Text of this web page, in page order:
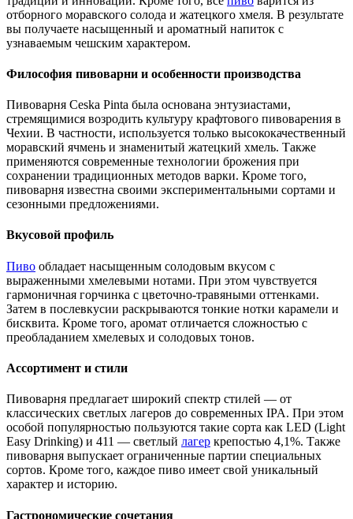
отборного моравского солода и жатецкого хмеля. В результате
вы получаете насыщенный и ароматный напиток с
узнаваемым чешским характером.
Философия пивоварни и особенности производства
Пивоварня Ceska Pinta была основана энтузиастами,
стремящимися возродить культуру крафтового пивоварения в
Чехии. В частности, используется только высококачественный
моравский ячмень и знаменитый жатецкий хмель. Также
применяются современные технологии брожения при
сохранении традиционных методов варки. Кроме того,
пивоварня известна своими экспериментальными сортами и
сезонными предложениями.
Вкусовой профиль
Пиво обладает насыщенным солодовым вкусом с
выраженными хмелевыми нотами. При этом чувствуется
гармоничная горчинка с цветочно-травяными оттенками.
Затем в послевкусии раскрываются тонкие нотки карамели и
бисквита. Кроме того, аромат отличается сложностью с
преобладанием хмелевых и солодовых тонов.
Ассортимент и стили
Пивоварня предлагает широкий спектр стилей — от
классических светлых лагеров до современных IPA. При этом
особой популярностью пользуются такие сорта как LED (Light
Easy Drinking) и 411 — светлый лагер крепостью 4,1%. Также
пивоварня выпускает ограниченные партии специальных
сортов. Кроме того, каждое пиво имеет свой уникальный
характер и историю.
Гастрономические сочетания